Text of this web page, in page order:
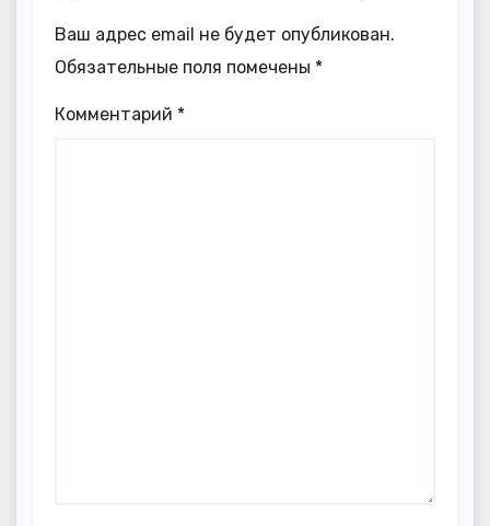
Ваш адрес email не будет опубликован.
Обязательные поля помечены *
Комментарий *